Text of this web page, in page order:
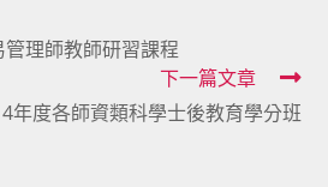
管理師教師研習課程
下一篇文章
年度各師資類科學士後教育學分班